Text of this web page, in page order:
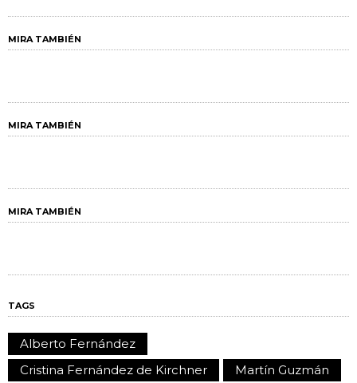
MIRA TAMBIÉN
MIRA TAMBIÉN
MIRA TAMBIÉN
TAGS
Alberto Fernández
Cristina Fernández de Kirchner
Martín Guzmán